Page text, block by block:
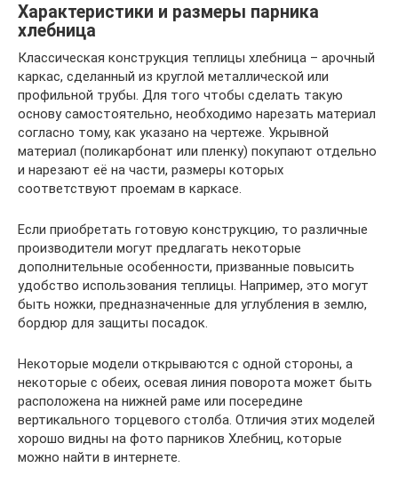
Характеристики и размеры парника
хлебница
Классическая конструкция теплицы хлебница – арочный
каркас, сделанный из круглой металлической или
профильной трубы. Для того чтобы сделать такую
основу самостоятельно, необходимо нарезать материал
согласно тому, как указано на чертеже. Укрывной
материал (поликарбонат или пленку) покупают отдельно
и нарезают её на части, размеры которых
соответствуют проемам в каркасе.
Если приобретать готовую конструкцию, то различные
производители могут предлагать некоторые
дополнительные особенности, призванные повысить
удобство использования теплицы. Например, это могут
быть ножки, предназначенные для углубления в землю,
бордюр для защиты посадок.
Некоторые модели открываются с одной стороны, а
некоторые с обеих, осевая линия поворота может быть
расположена на нижней раме или посередине
вертикального торцевого столба. Отличия этих моделей
хорошо видны на фото парников Хлебниц, которые
можно найти в интернете.